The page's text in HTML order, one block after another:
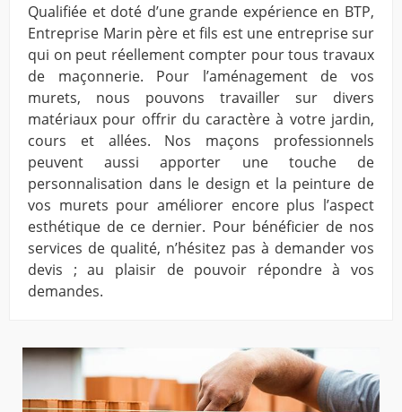
Qualifiée et doté d’une grande expérience en BTP,
Entreprise Marin père et fils est une entreprise sur
qui on peut réellement compter pour tous travaux
de maçonnerie. Pour l’aménagement de vos
murets, nous pouvons travailler sur divers
matériaux pour offrir du caractère à votre jardin,
cours et allées. Nos maçons professionnels
peuvent aussi apporter une touche de
personnalisation dans le design et la peinture de
vos murets pour améliorer encore plus l’aspect
esthétique de ce dernier. Pour bénéficier de nos
services de qualité, n’hésitez pas à demander vos
devis ; au plaisir de pouvoir répondre à vos
demandes.